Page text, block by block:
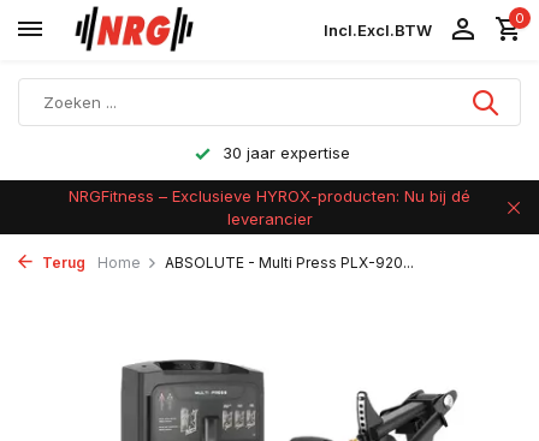
Incl.Excl.BTW
0
30 jaar expertise
NRGFitness – Exclusieve HYROX-producten: Nu bij dé
leverancier
Terug Home ABSOLUTE - Multi Press PLX-920...